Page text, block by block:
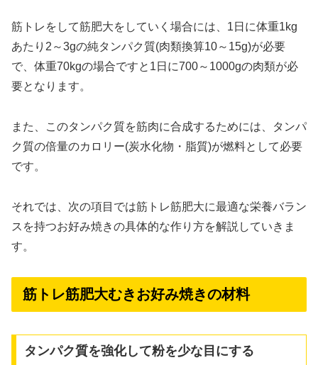
筋トレをして筋肥大をしていく場合には、1日に体重1kg
あたり2～3gの純タンパク質(肉類換算10～15g)が必要
で、体重70kgの場合ですと1日に700～1000gの肉類が必
要となります。
また、このタンパク質を筋肉に合成するためには、タンパ
ク質の倍量のカロリー(炭水化物・脂質)が燃料として必要
です。
それでは、次の項目では筋トレ筋肥大に最適な栄養バラン
スを持つお好み焼きの具体的な作り方を解説していきま
す。
筋トレ筋肥大むきお好み焼きの材料
タンパク質を強化して粉を少な目にする